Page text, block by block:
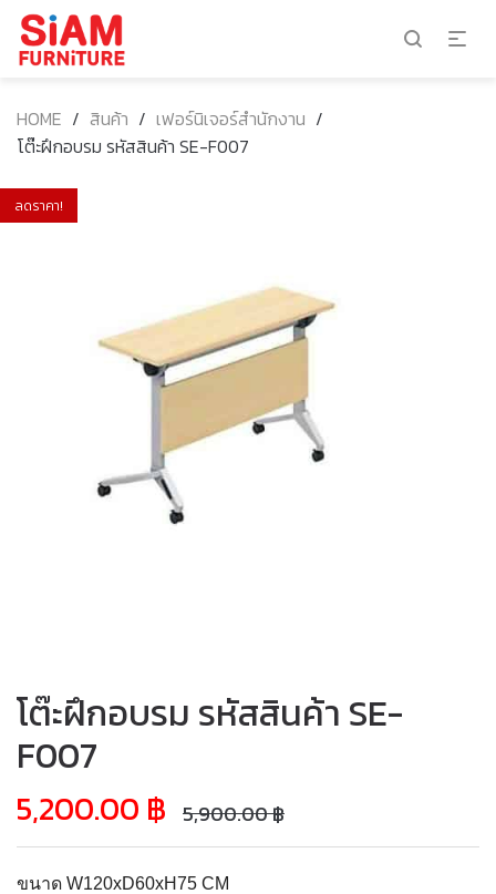
HOME / สินค้า / เฟอร์นิเจอร์สำนักงาน /
โต๊ะฝึกอบรม รหัสสินค้า SE-F007
ลดราคา!
โต๊ะฝึกอบรม รหัสสินค้า SE-
F007
5,900.00฿
5,200.00 ฿
ขนาด W120xD60xH75 CM